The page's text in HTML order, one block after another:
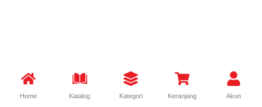
Home Katalog Kategori Keranjang Akun